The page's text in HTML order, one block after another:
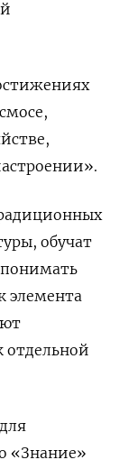
обучат
элемента
отдельной
«Знание»